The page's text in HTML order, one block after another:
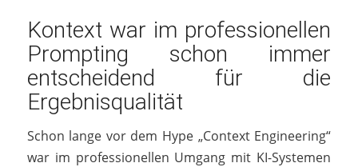
Kontext war im professionellen
Prompting schon immer
entscheidend für die
Ergebnisqualität
Schon lange vor dem Hype „Context Engineering“
war im professionellen Umgang mit KI-Systemen